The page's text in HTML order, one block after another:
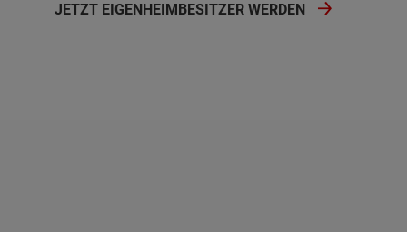
JETZT EIGENHEIMBESITZER WERDEN